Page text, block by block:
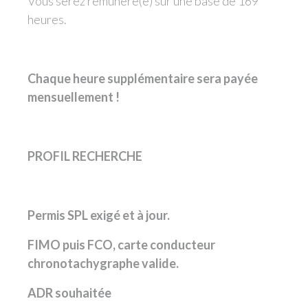
heures.
Chaque heure supplémentaire sera payée
mensuellement !
PROFIL RECHERCHE
Permis SPL exigé et à jour.
FIMO puis FCO, carte conducteur
chronotachygraphe valide.
ADR souhaitée